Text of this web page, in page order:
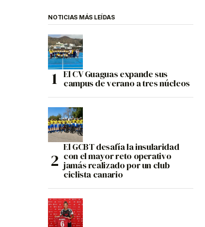
NOTICIAS MÁS LEÍDAS
El CV Guaguas expande sus
campus de verano a tres núcleos
El GCBT desafía la insularidad
con el mayor reto operativo
jamás realizado por un club
ciclista canario